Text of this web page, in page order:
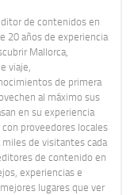
de contenidos en
20 años de experiencia
Mallorca,
viaje,
de primera
al máximo sus
en su experiencia
proveedores locales
miles de visitantes cada
de contenido en
experiencias e
lugares que ver